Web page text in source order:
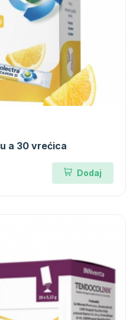
a 30 vrećica
Dodaj